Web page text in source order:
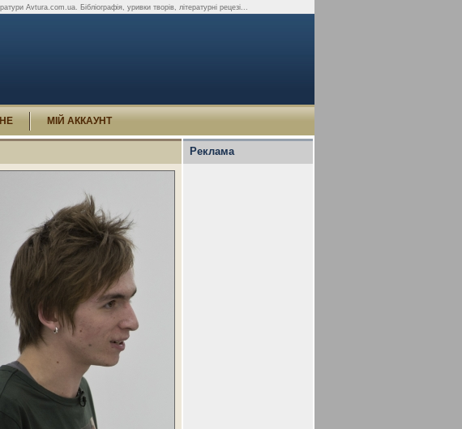
Avtura.com.ua. Бібліографія, уривки творів, літературні рецезі...
МІЙ АККАУНТ
Реклама